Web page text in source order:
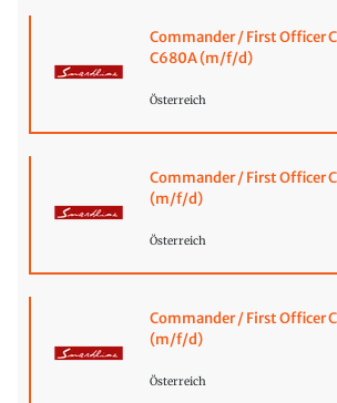
Commander / First Officer
C680A (m/f/d)
Österreich
Commander / First Officer
(m/f/d)
Österreich
Commander / First Officer
(m/f/d)
Österreich